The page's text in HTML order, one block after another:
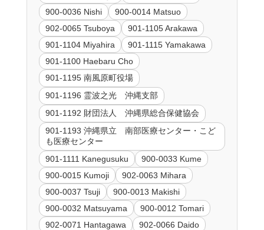
900-0036 Nishi
900-0014 Matsuo
902-0065 Tsuboya
901-1105 Arakawa
901-1104 Miyahira
901-1115 Yamakawa
901-1100 Haebaru Cho
901-1195 南風原町役場
901-1196 霊波之光 沖縄支部
901-1192 財団法人 沖縄県総合保健協会
901-1193 沖縄県立 南部医療センター・こど
も医療センター
901-1111 Kanegusuku
900-0033 Kume
900-0015 Kumoji
902-0063 Mihara
900-0037 Tsuji
900-0013 Makishi
900-0032 Matsuyama
900-0012 Tomari
902-0071 Hantagawa
902-0066 Daido